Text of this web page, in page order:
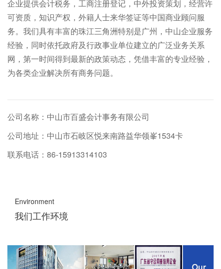
企业提供会计税务，工商注册登记，中外投资策划，经营许
可资质，知识产权，外籍人士来华签证等中国商业顾问服
务。我们具有丰富的珠江三角洲特别是广州，中山企业服务
经验，同时依托政府及行政事业单位建立的广泛业务关系
网，第一时间得到最新的政策动态，凭借丰富的专业经验，
为各类企业解决所有商务问题。
公司名称：中山市百盛会计事务有限公司
公司地址：中山市石岐区悦来南路益华领峯1534卡
联系电话：86-15913314103
Environment
我们工作环境